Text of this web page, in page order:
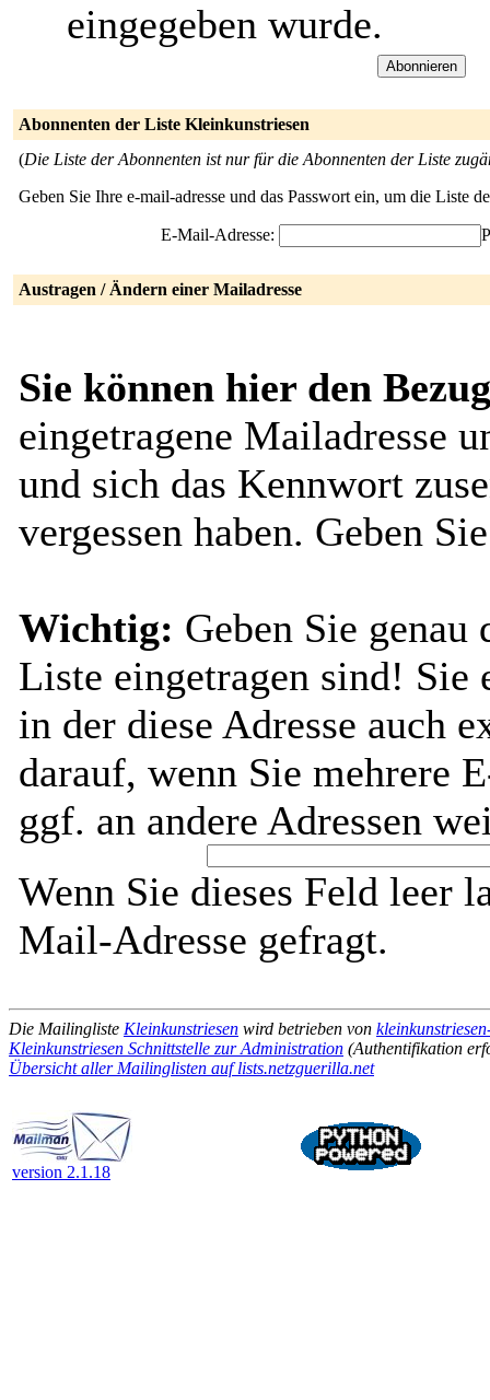
eingegeben wurde.
Abonnenten der Liste Kleinkunstriesen
(Die Liste der Abonnenten ist nur für die Abonnenten der Liste
Geben Sie Ihre e-mail-adresse und das Passwort ein, um die Liste
E-Mail-Adresse:
Austragen / Ändern einer Mailadresse
Sie können hier den
eingetragene Mailadresse
und sich das Kennwort
vergessen haben. Geben
Wichtig: Geben Sie
Liste eingetragen sind!
in der diese Adresse auch
darauf, wenn Sie mehrere
ggf. an andere Adressen
Wenn Sie dieses Feld leer
Mail-Adresse gefragt.
Die Mailingliste Kleinkunstriesen wird betrieben von
Kleinkunstriesen Schnittstelle zur Administration (Authentifikation
Übersicht aller Mailinglisten auf lists.netzguerilla.net
version 2.1.18